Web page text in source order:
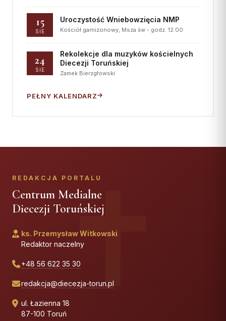
15
SIE
Uroczystość Wniebowzięcia NMP
Kościół garnizonowy, Msza św - godz. 12.00
24
SIE
Rekolekcje dla muzyków kościelnych
Diecezji Toruńskiej
Zamek Bierzgłowski
PEŁNY KALENDARZ
REDAKCJA PORTALU
Centrum Medialne
Diecezji Toruńskiej
ks. Przemysław Witkowski
Redaktor naczelny
+48 56 622 35 30
redakcja@diecezja-torun.pl
ul. Łazienna 18
87-100 Toruń